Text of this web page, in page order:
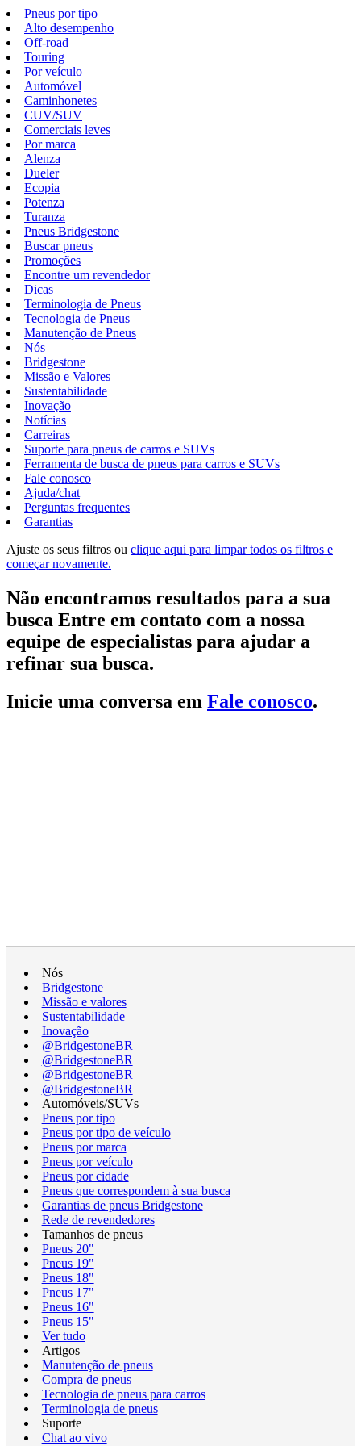
Pneus por tipo
Alto desempenho
Off-road
Touring
Por veículo
Automóvel
Caminhonetes
CUV/SUV
Comerciais leves
Por marca
Alenza
Dueler
Ecopia
Potenza
Turanza
Pneus Bridgestone
Buscar pneus
Promoções
Encontre um revendedor
Dicas
Terminologia de Pneus
Tecnologia de Pneus
Manutenção de Pneus
Nós
Bridgestone
Missão e Valores
Sustentabilidade
Inovação
Notícias
Carreiras
Suporte para pneus de carros e SUVs
Ferramenta de busca de pneus para carros e SUVs
Fale conosco
Ajuda/chat
Perguntas frequentes
Garantias
Ajuste os seus filtros ou clique aqui para limpar todos os filtros e
começar novamente.
Não encontramos resultados para a sua
busca Entre em contato com a nossa
equipe de especialistas para ajudar a
refinar sua busca.
Inicie uma conversa em Fale conosco.
Nós
Bridgestone
Missão e valores
Sustentabilidade
Inovação
@BridgestoneBR
@BridgestoneBR
@BridgestoneBR
@BridgestoneBR
Automóveis/SUVs
Pneus por tipo
Pneus por tipo de veículo
Pneus por marca
Pneus por veículo
Pneus por cidade
Pneus que correspondem à sua busca
Garantias de pneus Bridgestone
Rede de revendedores
Tamanhos de pneus
Pneus 20"
Pneus 19"
Pneus 18"
Pneus 17"
Pneus 16"
Pneus 15"
Ver tudo
Artigos
Manutenção de pneus
Compra de pneus
Tecnologia de pneus para carros
Terminologia de pneus
Suporte
Chat ao vivo